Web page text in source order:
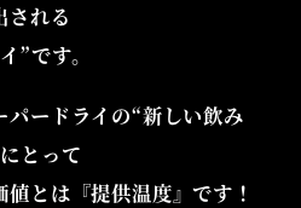
される
”です。
ードライの“新しい飲み
とって
とは『提供温度』です！